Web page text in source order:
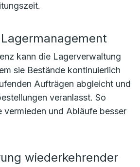
kann die Lagerverwaltung
sie Bestände kontinuierlich
Aufträgen abgleicht und
veranlasst. So
vermieden und Abläufe besser
wiederkehrender